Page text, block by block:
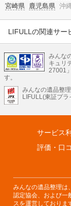
宮崎県 鹿児島県 沖
LIFULLの関連サー
不動産・住宅
引越
不動産クラウドフ
LIFULL HOME'Sの
不動産・住宅
不動産査定 マンシ
不動産アーカイブ
不動産用語集 住ま
アプリ
みんな
キュリ
27001
す。
みんなの遺品整
LIFULL(東証プラ
サービス
評価・口
みんなの遺品整理は
認定協会、および一
スを運営しておりま